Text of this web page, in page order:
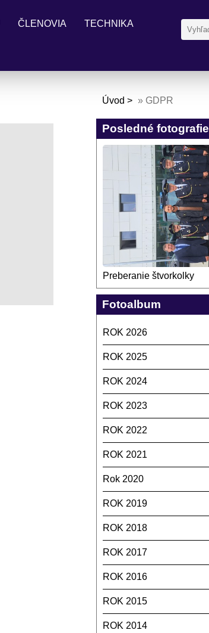
ČLENOVIA TECHNIKA
Úvod » GDPR
Posledné fotografie
Preberanie štvorkolky
Fotoalbum
ROK 2026
ROK 2025
ROK 2024
ROK 2023
ROK 2022
ROK 2021
Rok 2020
ROK 2019
ROK 2018
ROK 2017
ROK 2016
ROK 2015
ROK 2014